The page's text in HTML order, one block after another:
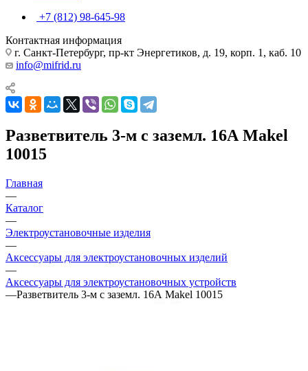
+7 (812) 98-645-98
Контактная информация
г. Санкт-Петербург, пр-кт Энергетиков, д. 19, корп. 1, каб. 10
info@mifrid.ru
Разветвитель 3-м с заземл. 16А Makel
10015
Главная
—
Каталог
—
Электроустановочные изделия
—
Аксессуары для электроустановочных изделий
—
Аксессуары для электроустановочных устройств
—Разветвитель 3-м с заземл. 16А Makel 10015